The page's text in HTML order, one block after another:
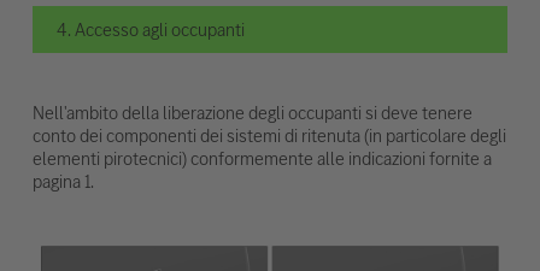
4. Accesso agli occupanti
Nell'ambito della liberazione degli occupanti si deve tenere
conto dei componenti dei sistemi di ritenuta (in particolare degli
elementi pirotecnici) conformemente alle indicazioni fornite a
pagina 1.